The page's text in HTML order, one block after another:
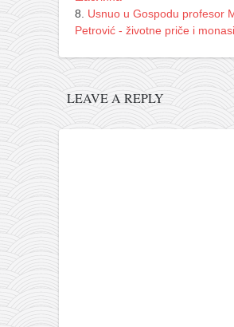
Usnuo u Gospodu profesor
Petrović - životne priče i
LEAVE A REPLY